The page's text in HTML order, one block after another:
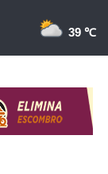
39 ℃